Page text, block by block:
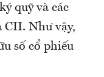
quỹ và các
CII. Như vậy,
số cổ phiếu